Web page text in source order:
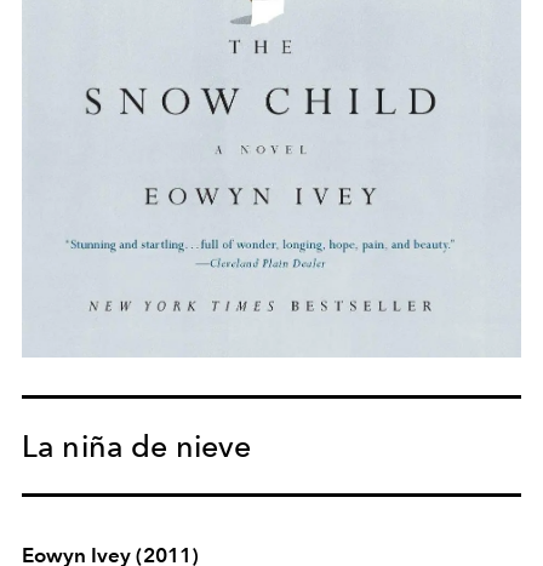
La niña de nieve
Eowyn Ivey (2011)